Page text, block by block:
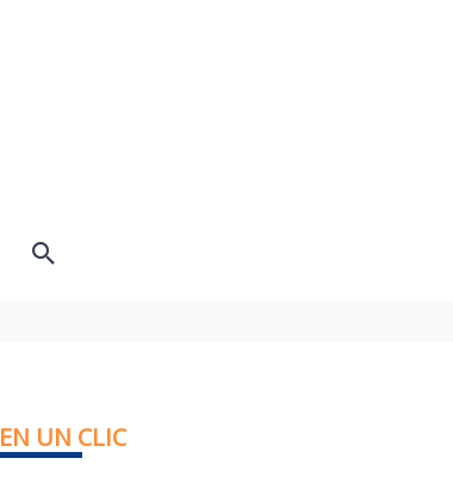
Rechercher
EN UN CLIC